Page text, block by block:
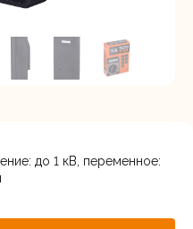
до 1 кВ, переменное: